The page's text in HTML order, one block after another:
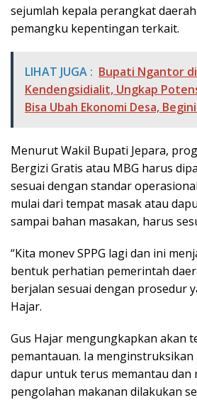
sejumlah kepala perangkat
pemangku kepentingan terkait.
LIHAT JUGA : Bupati Ngantor
Kendengsidialit, Ungkap
Bisa Ubah Ekonomi Desa,
Menurut Wakil Bupati Jepara,
Bergizi Gratis atau MBG harus
sesuai dengan standar
mulai dari tempat masak atau
sampai bahan masakan, harus
“Kita monev SPPG lagi dan ini
bentuk perhatian pemerintah
berjalan sesuai dengan prosedur
Hajar.
Gus Hajar mengungkapkan akan
pemantauan. Ia menginstruksikan
dapur untuk terus memantau dan
pengolahan makanan dilakukan